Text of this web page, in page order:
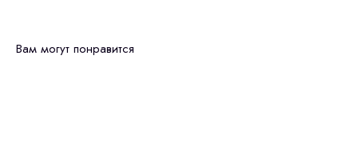
Вам могут понравится